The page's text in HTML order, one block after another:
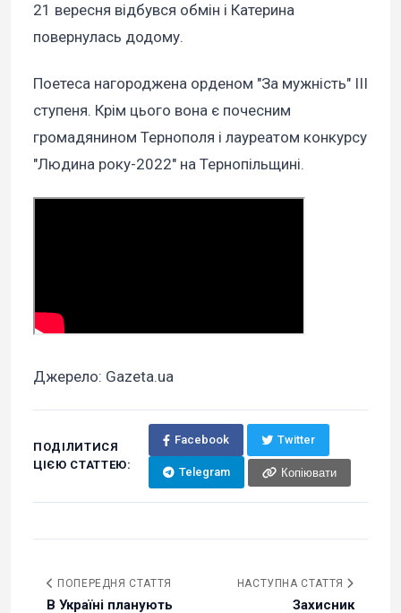
21 вересня відбувся обмін і Катерина
повернулась додому.
Поетеса нагороджена орденом "За мужність" III
ступеня. Крім цього вона є почесним
громадянином Тернополя і лауреатом конкурсу
"Людина року-2022" на Тернопільщині.
Джерело: Gazeta.ua
ПОДІЛИТИСЯ
ЦІЄЮ СТАТТЕЮ:
Facebook Twitter
Telegram Копіювати
ПОПЕРЕДНЯ СТАТТЯ
В Україні планують
НАСТУПНА СТАТТЯ
Захисник